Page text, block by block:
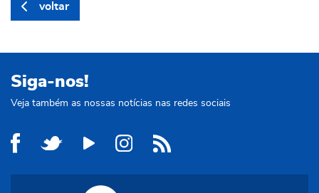
voltar
Siga-nos!
Veja também as nossas notícias nas redes sociais